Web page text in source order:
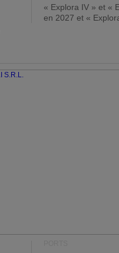
« Explora IV » et «
en 2027 et «